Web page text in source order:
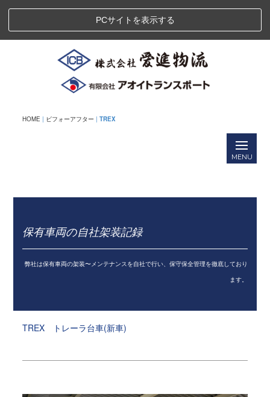
PCサイトを表示する
HOME | ビフォーアフター |TREX
保有車両の自社架装記録
弊社は保有車両の架装〜メンテナンスを自社で行い、保守保全管理を徹底しており
ます。
TREX トレーラ台車(新車)